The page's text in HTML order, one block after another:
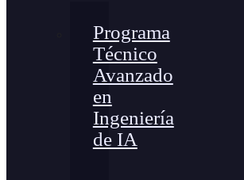
Programa
Técnico
Avanzado
en
Ingeniería
de IA